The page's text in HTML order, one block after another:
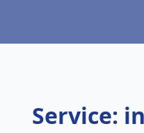
Service: